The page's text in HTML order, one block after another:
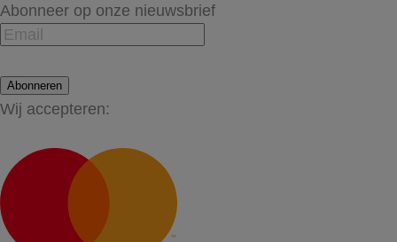
Abonneer op onze nieuwsbrief
Abonneren
Wij accepteren: